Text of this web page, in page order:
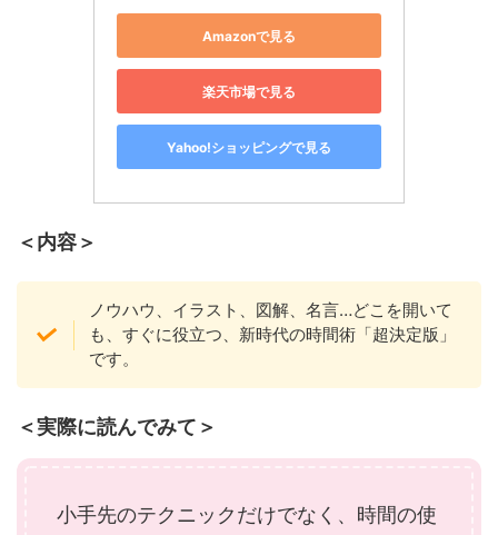
Amazonで見る
楽天市場で見る
Yahoo!ショッピングで見る
＜内容＞
ノウハウ、イラスト、図解、名言…どこを開いて
も、すぐに役立つ、新時代の時間術「超決定版」
です。
＜実際に読んでみて＞
小手先のテクニックだけでなく、時間の使